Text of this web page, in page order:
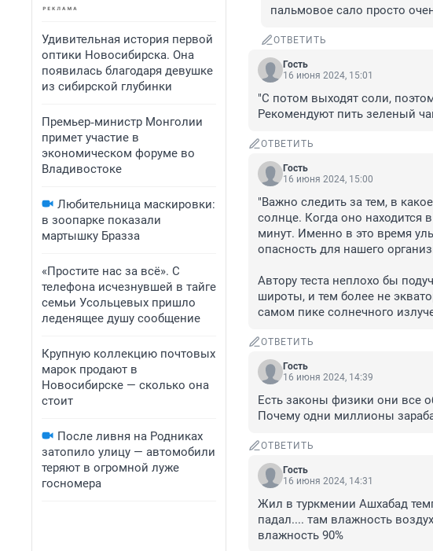
Удивительная история первой
оптики Новосибирска. Она
появилась благодаря девушке
из сибирской глубинки
Премьер‑министр Монголии
примет участие в
экономическом форуме во
Владивостоке
Любительница маскировки:
в зоопарке показали
мартышку Бразза
«Простите нас за всё». С
телефона исчезнувшей в тайге
семьи Усольцевых пришло
леденящее душу сообщение
Крупную коллекцию почтовых
марок продают в
Новосибирске — сколько она
стоит
После ливня на Родниках
затопило улицу — автомобили
теряют в огромной луже
госномера
пальмовое сало просто
ОТВЕТИТЬ
Гость
16 июня 2024, 15:01
"С потом выходят соли,
Рекомендуют пить зеленый
ОТВЕТИТЬ
Гость
16 июня 2024, 15:00
"Важно следить за тем, в
солнце. Когда оно находится
минут. Именно в это время
опасность для нашего
Автору теста неплохо бы
широты, и тем более не
самом пике солнечного
ОТВЕТИТЬ
Гость
16 июня 2024, 14:39
Есть законы физики они все
Почему одни миллионы
ОТВЕТИТЬ
Гость
16 июня 2024, 14:31
Жил в туркмении Ашхабад
падал.... там влажность
влажность 90%